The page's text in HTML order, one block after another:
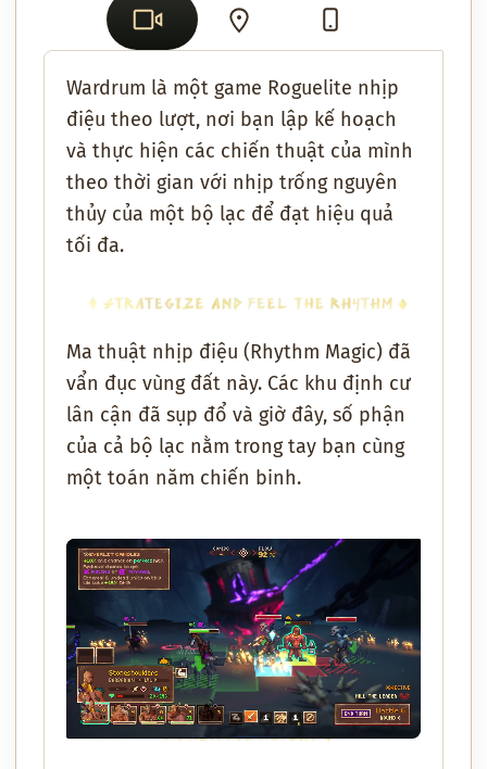
Wardrum là một game Roguelite nhịp
điệu theo lượt, nơi bạn lập kế hoạch
và thực hiện các chiến thuật của mình
theo thời gian với nhịp trống nguyên
thủy của một bộ lạc để đạt hiệu quả
tối đa.
Ma thuật nhịp điệu (Rhythm Magic) đã
vẩn đục vùng đất này. Các khu định cư
lân cận đã sụp đổ và giờ đây, số phận
của cả bộ lạc nằm trong tay bạn cùng
một toán năm chiến binh.